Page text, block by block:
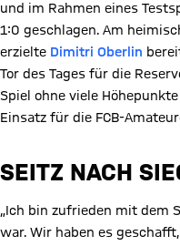
und im Rahmen eines
1:0 geschlagen. Am
erzielte Dimitri Oberlin
Tor des Tages für die
Spiel ohne viele
Einsatz für die FCB-
SEITZ NACH
„Ich bin zufrieden mit dem
war. Wir haben es